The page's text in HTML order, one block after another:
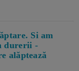
Si am
durerii -
alăptează